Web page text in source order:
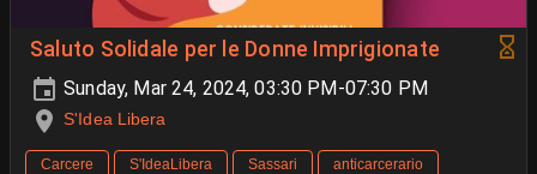
Saluto Solidale per le Donne Imprigionate
Sunday, Mar 24, 2024, 03:30 PM-07:30 PM
S'Idea Libera
Carcere S'IdeaLibera Sassari
anticarcerario